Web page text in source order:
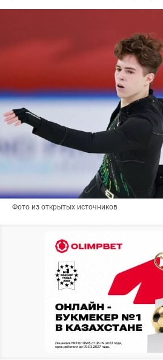
Фото из открытых источников